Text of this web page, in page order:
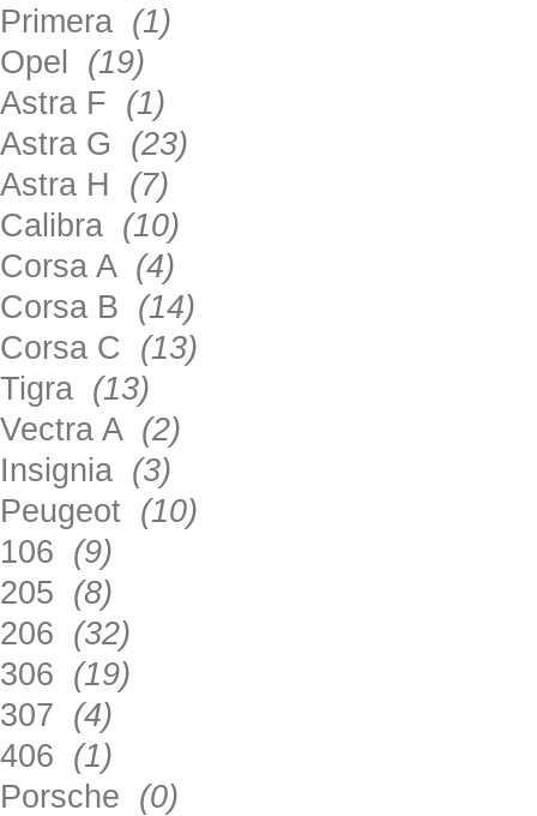
Primera (1)
Opel (19)
Astra F (1)
Astra G (23)
Astra H (7)
Calibra (10)
Corsa A (4)
Corsa B (14)
Corsa C (13)
Tigra (13)
Vectra A (2)
Insignia (3)
Peugeot (10)
106 (9)
205 (8)
206 (32)
306 (19)
307 (4)
406 (1)
Porsche (0)